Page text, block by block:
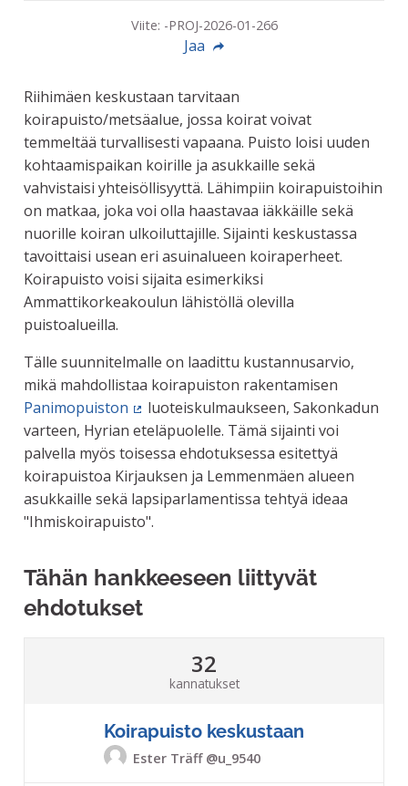
Viite: -PROJ-2026-01-266
Jaa
Riihimäen keskustaan tarvitaan
koirapuisto/metsäalue, jossa koirat voivat
temmeltää turvallisesti vapaana. Puisto loisi uuden
kohtaamispaikan koirille ja asukkaille sekä
vahvistaisi yhteisöllisyyttä. Lähimpiin koirapuistoihin
on matkaa, joka voi olla haastavaa iäkkäille sekä
nuorille koiran ulkoiluttajille. Sijainti keskustassa
tavoittaisi usean eri asuinalueen koiraperheet.
Koirapuisto voisi sijaita esimerkiksi
Ammattikorkeakoulun lähistöllä olevilla
puistoalueilla.
Tälle suunnitelmalle on laadittu kustannusarvio,
mikä mahdollistaa koirapuiston rakentamisen
Panimopuiston
(Ulkoinen linkki)
luoteiskulmaukseen, Sakonkadun
varteen, Hyrian eteläpuolelle. Tämä sijainti voi
palvella myös toisessa ehdotuksessa esitettyä
koirapuistoa Kirjauksen ja Lemmenmäen alueen
asukkaille sekä lapsiparlamentissa tehtyä ideaa
"Ihmiskoirapuisto".
Tähän hankkeeseen liittyvät
ehdotukset
Koirapuisto keskustaan
Ester Träff@u_9540
32
kannatukset